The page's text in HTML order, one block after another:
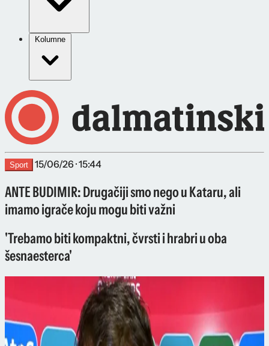
Kolumne
Sport 15/06/26 · 15:44
ANTE BUDIMIR: Drugačiji smo nego u Kataru, ali
imamo igrače koju mogu biti važni
'Trebamo biti kompaktni, čvrsti i hrabri u oba
šesnaesterca'